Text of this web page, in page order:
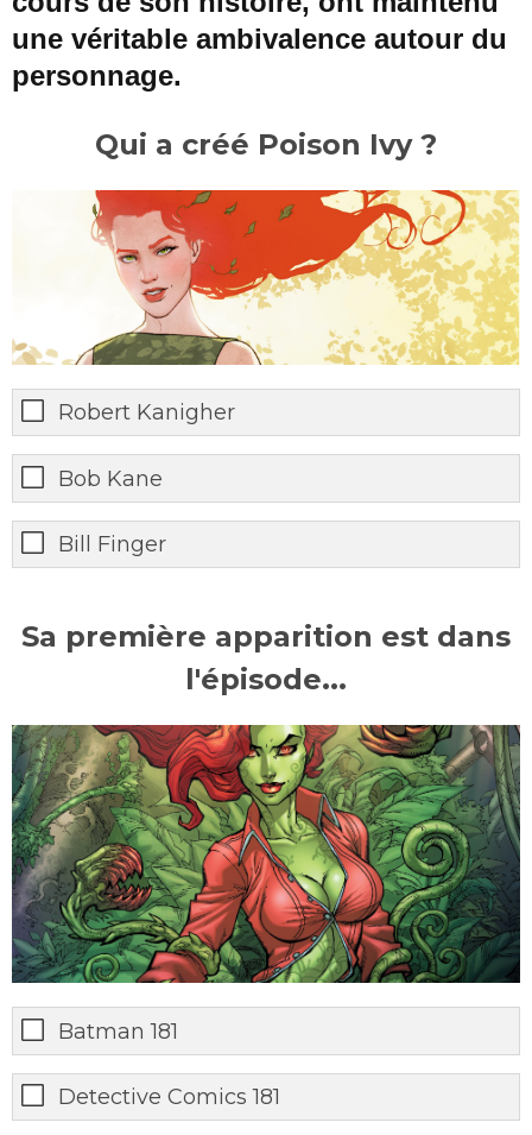
une véritable ambivalence autour du
personnage.
Qui a créé Poison Ivy ?
Robert Kanigher
Bob Kane
Bill Finger
Sa première apparition est dans
l'épisode...
Batman 181
Detective Comics 181